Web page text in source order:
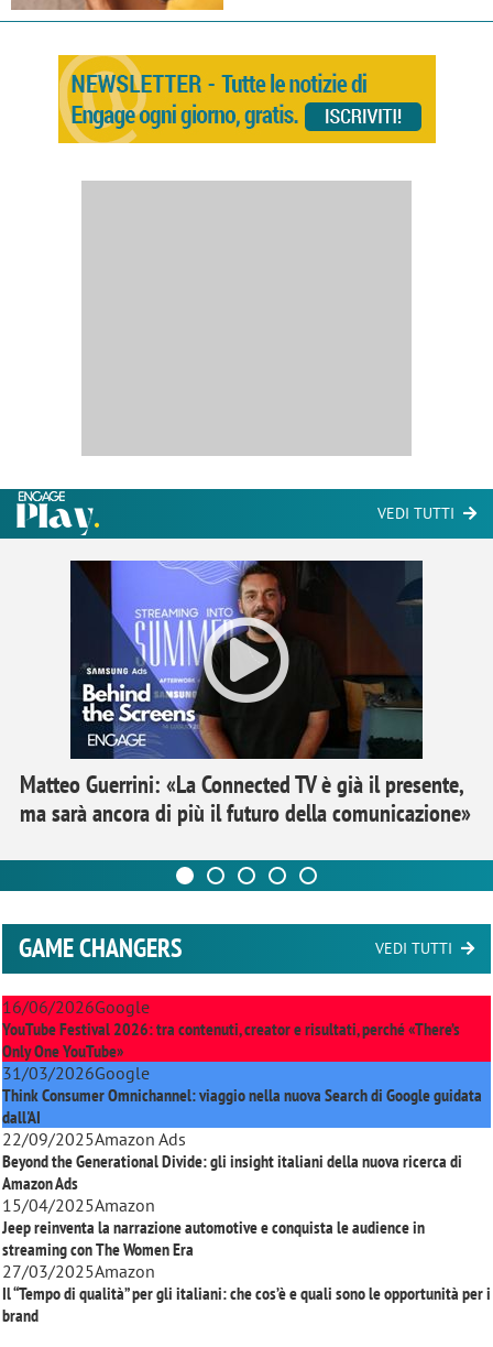
VEDI TUTTI
Matteo Guerrini: «La Connected TV è già il presente,
ma sarà ancora di più il futuro della comunicazione»
GAME CHANGERS VEDI TUTTI
16/06/2026Google
YouTube Festival 2026: tra contenuti, creator e risultati, perché «There’s
Only One YouTube»
31/03/2026Google
Think Consumer Omnichannel: viaggio nella nuova Search di Google guidata
dall'AI
22/09/2025Amazon Ads
Beyond the Generational Divide: gli insight italiani della nuova ricerca di
Amazon Ads
15/04/2025Amazon
Jeep reinventa la narrazione automotive e conquista le audience in
streaming conThe Women Era
27/03/2025Amazon
Il “Tempo di qualità” per gli italiani: che cos’è e quali sono le opportunità per i
brand